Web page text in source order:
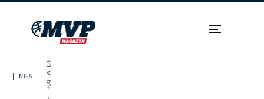
NBA SKROLUJ W DÓŁ